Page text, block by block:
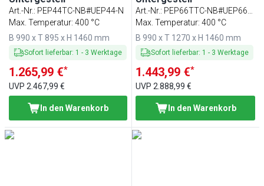
Art.-Nr.: PEP44TC-NB#UEP44-N
Max. Temperatur: 400 °C
B 990 x T 895 x H 1460 mm
Sofort lieferbar: 1 - 3 Werktage
1.265,99 €*
UVP 2.467,99 €
In den Warenkorb
Art.-Nr.: PEP66TTC-NB#UEP66T-
N
Max. Temperatur: 400 °C
B 990 x T 1270 x H 1460 mm
Sofort lieferbar: 1 - 3 Werktage
1.443,99 €*
UVP2.888,99 €
In den Warenkorb